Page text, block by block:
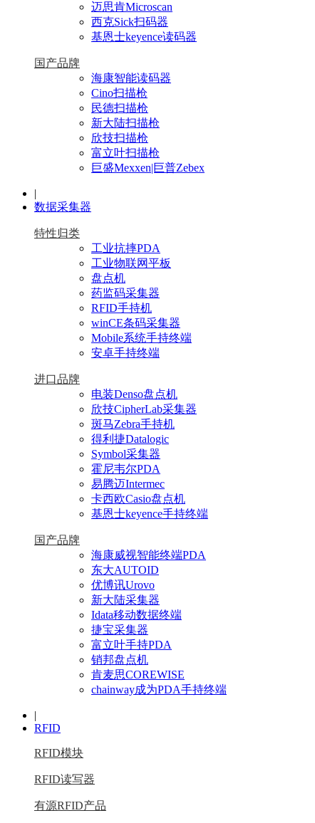
迈思肯Microscan
西克Sick扫码器
基恩士keyence读码器
国产品牌
海康智能读码器
Cino扫描枪
民德扫描枪
新大陆扫描枪
欣技扫描枪
富立叶扫描枪
巨盛Mexxen|巨普Zebex
|
数据采集器
特性归类
工业抗摔PDA
工业物联网平板
盘点机
药监码采集器
RFID手持机
winCE条码采集器
Mobile系统手持终端
安卓手持终端
进口品牌
电装Denso盘点机
欣技CipherLab采集器
斑马Zebra手持机
得利捷Datalogic
Symbol采集器
霍尼韦尔PDA
易腾迈Intermec
卡西欧Casio盘点机
基恩士keyence手持终端
国产品牌
海康威视智能终端PDA
东大AUTOID
优博讯Urovo
新大陆采集器
Idata移动数据终端
捷宝采集器
富立叶手持PDA
销邦盘点机
肯麦思COREWISE
chainway成为PDA手持终端
|
RFID
RFID模块
RFID读写器
有源RFID产品